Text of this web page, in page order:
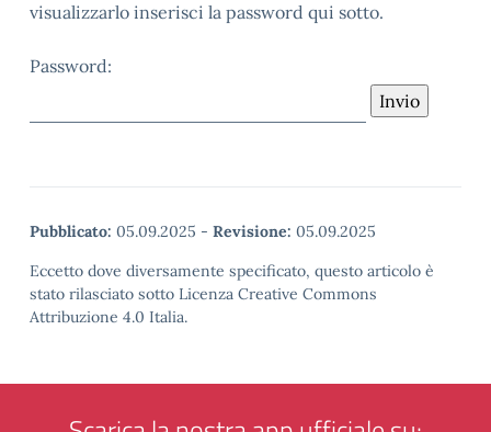
visualizzarlo inserisci la password qui sotto.
Password:
Pubblicato: 05.09.2025 - Revisione: 05.09.2025
Eccetto dove diversamente specificato, questo articolo è
stato rilasciato sotto Licenza Creative Commons
Attribuzione 4.0 Italia.